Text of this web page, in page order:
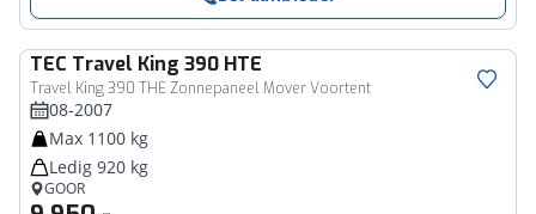
TEC Travel King 390 HTE
Travel King 390 THE Zonnepaneel Mover Voortent
08-2007
Max 1100 kg
Ledig 920 kg
GOOR